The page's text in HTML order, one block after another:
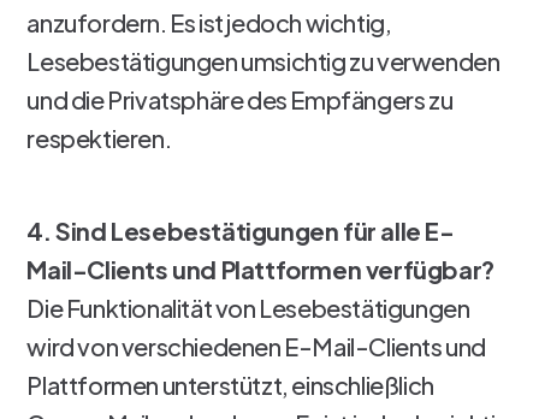
anzufordern. Es ist jedoch wichtig,
Lesebestätigungen umsichtig zu verwenden
und die Privatsphäre des Empfängers zu
respektieren.
4. Sind Lesebestätigungen für alle E-
Mail-Clients und Plattformen verfügbar?
Die Funktionalität von Lesebestätigungen
wird von verschiedenen E-Mail-Clients und
Plattformen unterstützt, einschließlich